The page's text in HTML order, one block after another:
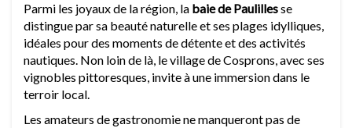
Parmi les joyaux de la région, la baie de Paulillesse
distingue par sa beauté naturelle et ses plages idylliques,
idéales pour des moments de détente et des activités
nautiques. Non loin de là, le village de Cosprons, avec ses
vignobles pittoresques, invite à une immersion dans le
terroir local.
Les amateurs de gastronomie ne manqueront pas de